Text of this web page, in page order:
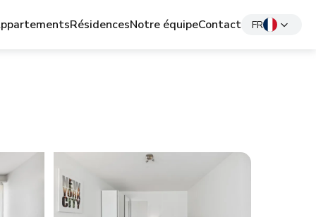
RésidencesNotre équipeContact FR